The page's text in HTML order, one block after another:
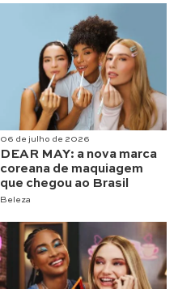
06 de julho de 2026
DEAR MAY: a nova marca
coreana de maquiagem
que chegou ao Brasil
Beleza